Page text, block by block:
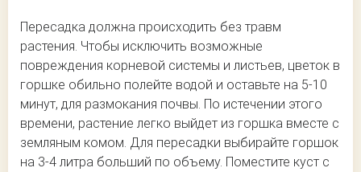
Пересадка должна происходить без травм
растения. Чтобы исключить возможные
повреждения корневой системы и листьев, цветок в
горшке обильно полейте водой и оставьте на 5-10
минут, для размокания почвы. По истечении этого
времени, растение легко выйдет из горшка вместе с
земляным комом. Для пересадки выбирайте горшок
на 3-4 литра больший по объему. Поместите куст с